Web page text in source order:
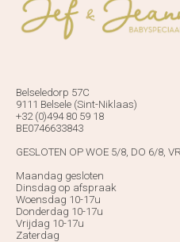
Belseledorp 57C
9111 Belsele (Sint-Niklaas)
+32 (0)494 80 59 18
BE0746633843
GESLOTEN OP WOE 5/8, DO 6/8,
Maandag gesloten
Dinsdag op afspraak
Woensdag 10-17u
Donderdag 10-17u
Vrijdag 10-17u
Zaterdag